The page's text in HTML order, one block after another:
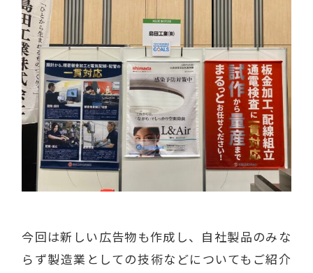
今回は新しい広告物も作成し、自社製品のみな
らず製造業としての技術などについてもご紹介